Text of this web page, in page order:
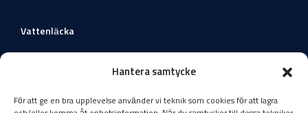
Hantera samtycke
För att ge en bra upplevelse använder vi teknik som cookies för att lagra
Vattenläcka
Värmepumpar